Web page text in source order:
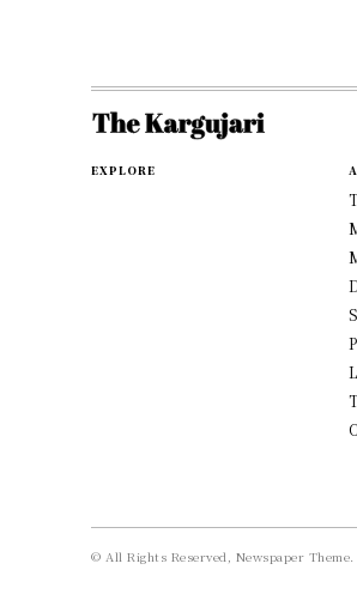
EXPLORE
© All Rights Reserved, Newspaper Theme.